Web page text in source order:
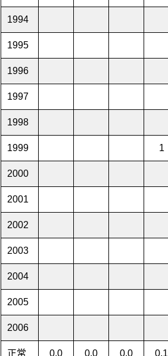
1994
1995
1996
1997
1998
1999 1
2000
2001
2002
2003
2004
2005
2006
正常 0.0 0.0 0.0 0.1